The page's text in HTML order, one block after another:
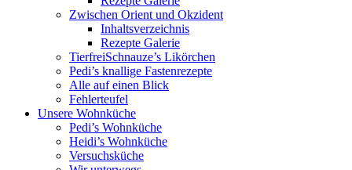
Zwischen Orient und Okzident
Inhaltsverzeichnis
Rezepte Galerie
TierfreiSchnauze’s Likörchen
Pedi’s knallige Fastenrezepte
Alle auf einen Blick
Fehlerteufel
Unsere Wohnküche
Pedi’s Wohnküche
Heidi’s Wohnküche
Versuchsküche